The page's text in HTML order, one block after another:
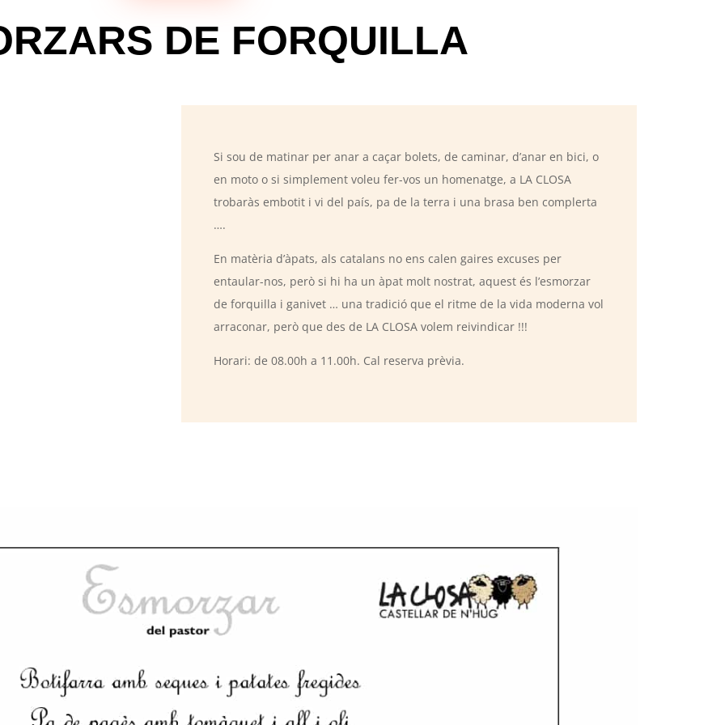
DE FORQUILLA
Si sou de matinar per anar a caçar bolets, de caminar, d’anar en bici, o
en moto o si simplement voleu fer-vos un homenatge, a LA CLOSA
trobaràs embotit i vi del país, pa de la terra i una brasa ben complerta
….
En matèria d’àpats, als catalans no ens calen gaires excuses per
entaular-nos, però si hi ha un àpat molt nostrat, aquest és l’esmorzar
de forquilla i ganivet … una tradició que el ritme de la vida moderna vol
arraconar, però que des de LA CLOSA volem reivindicar !!!
Horari: de 08.00h a 11.00h. Cal reserva prèvia.